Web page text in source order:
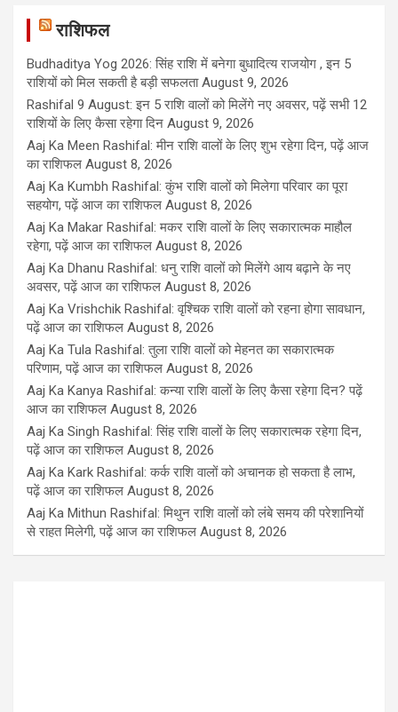
राशिफल
Budhaditya Yog 2026: सिंह राशि में बनेगा बुधादित्य राजयोग , इन 5
राशियों को मिल सकती है बड़ी सफलता August 9, 2026
Rashifal 9 August: इन 5 राशि वालों को मिलेंगे नए अवसर, पढ़ें सभी 12
राशियों के लिए कैसा रहेगा दिन August 9, 2026
Aaj Ka Meen Rashifal: मीन राशि वालों के लिए शुभ रहेगा दिन, पढ़ें आज
का राशिफल August 8, 2026
Aaj Ka Kumbh Rashifal: कुंभ राशि वालों को मिलेगा परिवार का पूरा
सहयोग, पढ़ें आज का राशिफल August 8, 2026
Aaj Ka Makar Rashifal: मकर राशि वालों के लिए सकारात्मक माहौल
रहेगा, पढ़ें आज का राशिफल August 8, 2026
Aaj Ka Dhanu Rashifal: धनु राशि वालों को मिलेंगे आय बढ़ाने के नए
अवसर, पढ़ें आज का राशिफल August 8, 2026
Aaj Ka Vrishchik Rashifal: वृश्चिक राशि वालों को रहना होगा सावधान,
पढ़ें आज का राशिफल August 8, 2026
Aaj Ka Tula Rashifal: तुला राशि वालों को मेहनत का सकारात्मक
परिणाम, पढ़ें आज का राशिफल August 8, 2026
Aaj Ka Kanya Rashifal: कन्या राशि वालों के लिए कैसा रहेगा दिन? पढ़ें
आज का राशिफल August 8, 2026
Aaj Ka Singh Rashifal: सिंह राशि वालों के लिए सकारात्मक रहेगा दिन,
पढ़ें आज का राशिफल August 8, 2026
Aaj Ka Kark Rashifal: कर्क राशि वालों को अचानक हो सकता है लाभ,
पढ़ें आज का राशिफल August 8, 2026
Aaj Ka Mithun Rashifal: मिथुन राशि वालों को लंबे समय की परेशानियों
से राहत मिलेगी, पढ़ें आज का राशिफल August 8, 2026